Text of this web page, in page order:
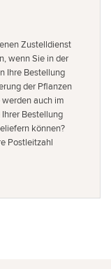
Zustelldienst
wenn Sie in der
Ihre Bestellung
der Pflanzen
auch im
Bestellung
können?
Postleitzahl